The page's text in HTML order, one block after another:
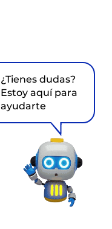
¿Tienes dudas?
Estoy aquí para
ayudarte